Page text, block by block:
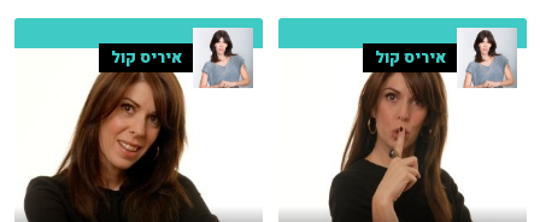
איריס קול איריס קול